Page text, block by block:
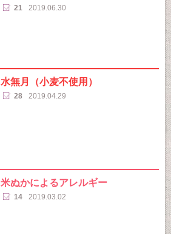
21 2019.06.30
水無月（小麦不使用）
28 2019.04.29
米ぬかによるアレルギー
14 2019.03.02